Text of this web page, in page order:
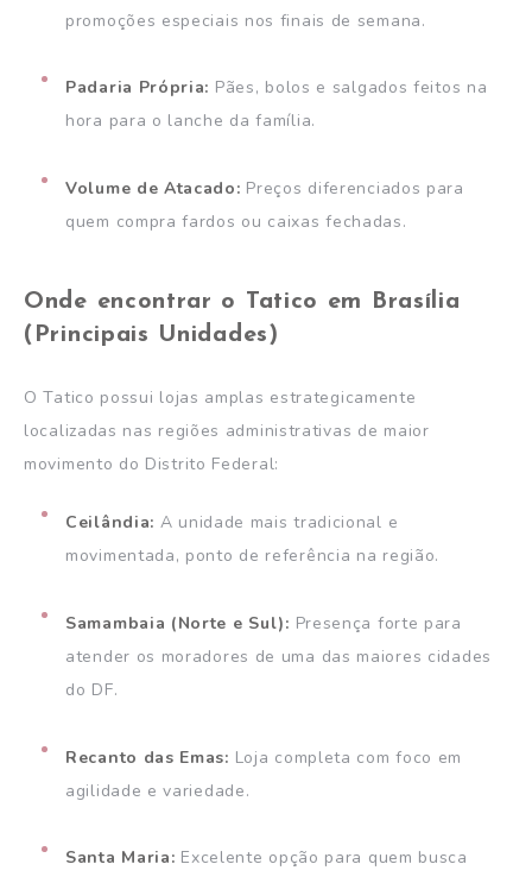
promoções especiais nos finais de semana.
Padaria Própria: Pães, bolos e salgados feitos na
hora para o lanche da família.
Volume de Atacado: Preços diferenciados para
quem compra fardos ou caixas fechadas.
Onde encontrar o Tatico em Brasília
(Principais Unidades)
O Tatico possui lojas amplas estrategicamente
localizadas nas regiões administrativas de maior
movimento do Distrito Federal:
Ceilândia: A unidade mais tradicional e
movimentada, ponto de referência na região.
Samambaia (Norte e Sul): Presença forte para
atender os moradores de uma das maiores cidades
do DF.
Recanto das Emas: Loja completa com foco em
agilidade e variedade.
Santa Maria: Excelente opção para quem busca